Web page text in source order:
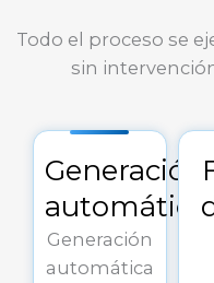
Todo el proceso se
sin
Generación
automática
Generación
automática